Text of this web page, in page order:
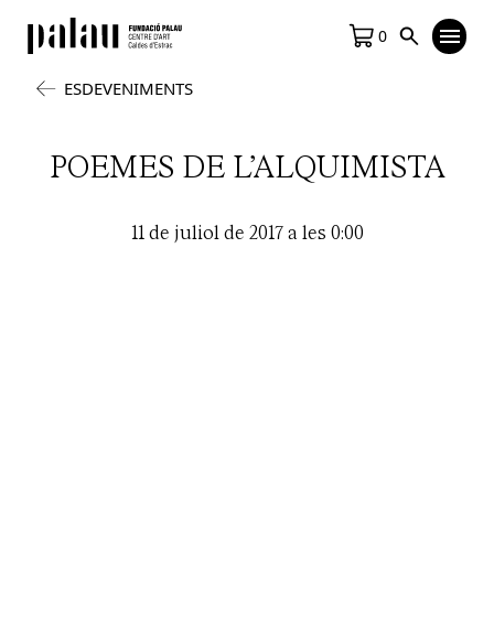
0
ESDEVENIMENTS
POEMES DE L’ALQUIMISTA
11 de juliol de 2017 a les 0:00